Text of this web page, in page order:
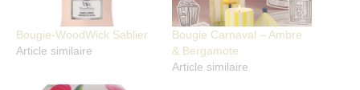
Bougie-WoodWick Sablier
Article similaire
Bougie Carnaval – Ambre
& Bergamote
Article similaire